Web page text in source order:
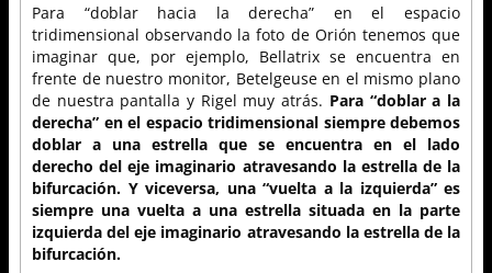
Para “doblar hacia la derecha” en el espacio
tridimensional observando la foto de Orión tenemos que
imaginar que, por ejemplo, Bellatrix se encuentra en
frente de nuestro monitor, Betelgeuse en el mismo plano
de nuestra pantalla y Rigel muy atrás. Para “doblar a la
derecha” en el espacio tridimensional siempre debemos
doblar a una estrella que se encuentra en el lado
derecho del eje imaginario atravesando la estrella de la
bifurcación. Y viceversa, una “vuelta a la izquierda” es
siempre una vuelta a una estrella situada en la parte
izquierda del eje imaginario atravesando la estrella de la
bifurcación.